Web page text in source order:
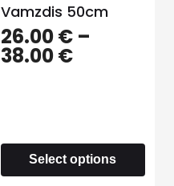
Vamzdis 50cm
26.00€–
38.00€
Select options